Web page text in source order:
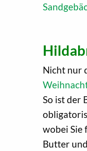
Nicht nur
So ist der
wobei Sie
Butter